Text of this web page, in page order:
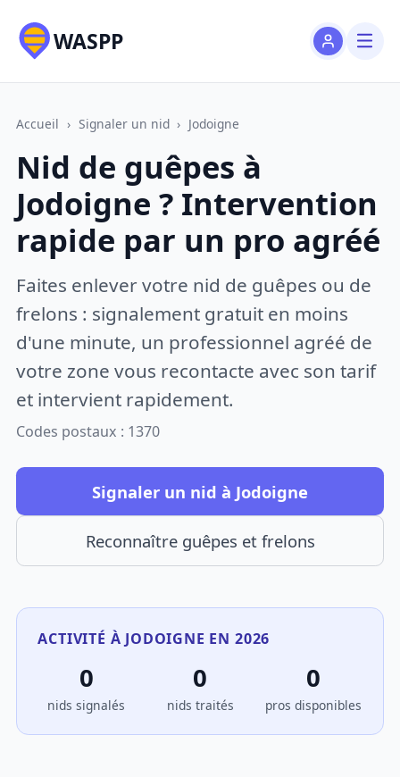
WASPP
Accueil › Signaler un nid › Jodoigne
Nid de guêpes à
Jodoigne ? Intervention
rapide par un pro agréé
Faites enlever votre nid de guêpes ou de
frelons : signalement gratuit en moins
d'une minute, un professionnel agréé de
votre zone vous recontacte avec son tarif
et intervient rapidement.
Codes postaux : 1370
Signaler un nid à Jodoigne
Reconnaître guêpes et frelons
ACTIVITÉ À JODOIGNE EN 2026
0
nids signalés
0
nids traités
0
pros disponibles